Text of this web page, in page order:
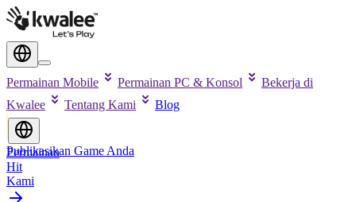
Permainan Mobile Permainan PC & Konsol
Bekerja di
Kwalee
Tentang Kami Blog
Publikasikan Game Anda
Permainan
Hit
Kami